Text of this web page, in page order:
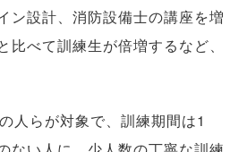
ン設計、消防設備士の講座を増
比べて訓練生が倍増するなど、
人らが対象で、訓練期間は1